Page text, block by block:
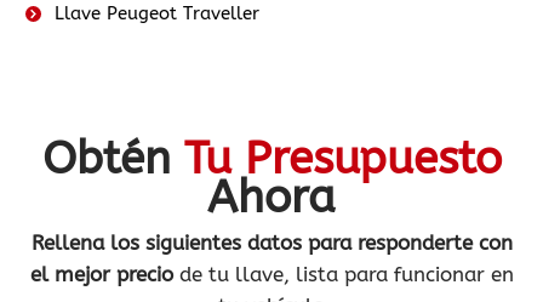
Llave Peugeot Traveller
Obtén Tu Presupuesto
Ahora
Rellena los siguientes datos para responderte con
el mejor preciode tu llave, lista para funcionar en